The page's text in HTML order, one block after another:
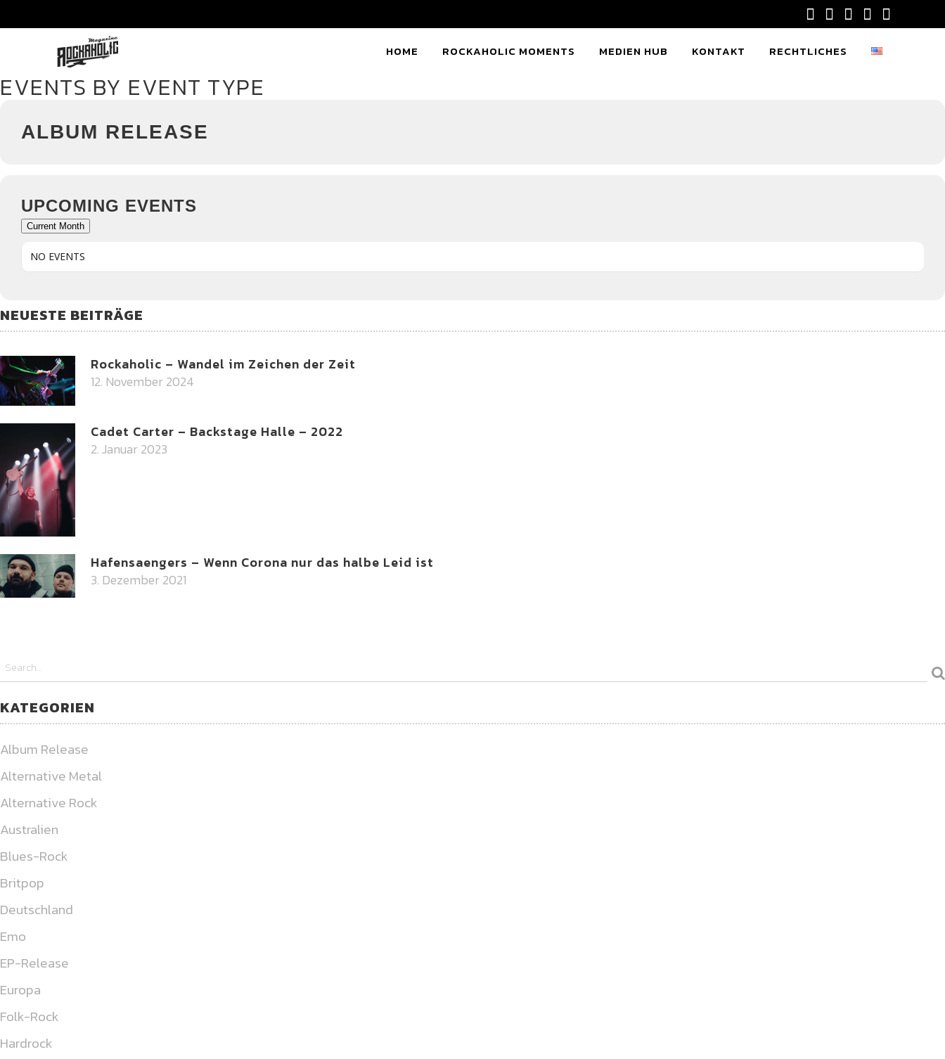
HOME ROCKAHOLIC MOMENTS MEDIEN HUB KONTAKT RECHTLICHES
EVENTS BY EVENT TYPE
ALBUM RELEASE
UPCOMING EVENTS
Current Month
NO EVENTS
NEUESTE BEITRÄGE
Rockaholic – Wandel im Zeichen der Zeit
12. November 2024
Cadet Carter – Backstage Halle – 2022
2. Januar 2023
Hafensaengers – Wenn Corona nur das halbe Leid ist
3. Dezember 2021
KATEGORIEN
Album Release
Alternative Metal
Alternative Rock
Australien
Blues-Rock
Britpop
Deutschland
Emo
EP-Release
Europa
Folk-Rock
Hardrock